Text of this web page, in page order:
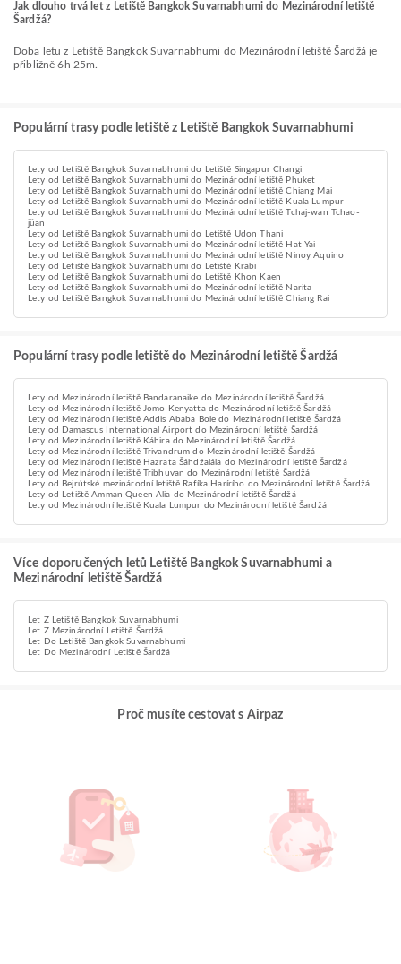
Jak dlouho trvá let z Letiště Bangkok Suvarnabhumi do Mezinárodní letiště
Šardžá?
Doba letu z Letiště Bangkok Suvarnabhumi do Mezinárodní letiště Šardžá je
přibližně 6h 25m.
Populární trasy podle letiště z Letiště Bangkok Suvarnabhumi
Lety od Letiště Bangkok Suvarnabhumi do Letiště Singapur Changi
Lety od Letiště Bangkok Suvarnabhumi do Mezinárodní letiště Phuket
Lety od Letiště Bangkok Suvarnabhumi do Mezinárodní letiště Chiang Mai
Lety od Letiště Bangkok Suvarnabhumi do Mezinárodní letiště Kuala Lumpur
Lety od Letiště Bangkok Suvarnabhumi do Mezinárodní letiště Tchaj-wan Tchao-
jüan
Lety od Letiště Bangkok Suvarnabhumi do Letiště Udon Thani
Lety od Letiště Bangkok Suvarnabhumi do Mezinárodní letiště Hat Yai
Lety od Letiště Bangkok Suvarnabhumi do Mezinárodní letiště Ninoy Aquino
Lety od Letiště Bangkok Suvarnabhumi do Letiště Krabi
Lety od Letiště Bangkok Suvarnabhumi do Letiště Khon Kaen
Lety od Letiště Bangkok Suvarnabhumi do Mezinárodní letiště Narita
Lety od Letiště Bangkok Suvarnabhumi do Mezinárodní letiště Chiang Rai
Populární trasy podle letiště do Mezinárodní letiště Šardžá
Lety od Mezinárodní letiště Bandaranaike do Mezinárodní letiště Šardžá
Lety od Mezinárodní letiště Jomo Kenyatta do Mezinárodní letiště Šardžá
Lety od Mezinárodní letiště Addis Ababa Bole do Mezinárodní letiště Šardžá
Lety od Damascus International Airport do Mezinárodní letiště Šardžá
Lety od Mezinárodní letiště Káhira do Mezinárodní letiště Šardžá
Lety od Mezinárodní letiště Trivandrum do Mezinárodní letiště Šardžá
Lety od Mezinárodní letiště Hazrata Šáhdžalála do Mezinárodní letiště Šardžá
Lety od Mezinárodní letiště Tribhuvan do Mezinárodní letiště Šardžá
Lety od Bejrútské mezinárodní letiště Rafíka Harírího do Mezinárodní letiště Šardžá
Lety od Letiště Amman Queen Alia do Mezinárodní letiště Šardžá
Lety od Mezinárodní letiště Kuala Lumpur do Mezinárodní letiště Šardžá
Více doporučených letů Letiště Bangkok Suvarnabhumi a
Mezinárodní letiště Šardžá
Let Z Letiště Bangkok Suvarnabhumi
Let Z Mezinárodní Letiště Šardžá
Let Do Letiště Bangkok Suvarnabhumi
Let Do Mezinárodní Letiště Šardžá
Proč musíte cestovat s Airpaz